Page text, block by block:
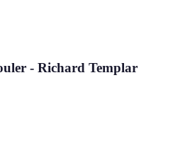
- Richard Templar